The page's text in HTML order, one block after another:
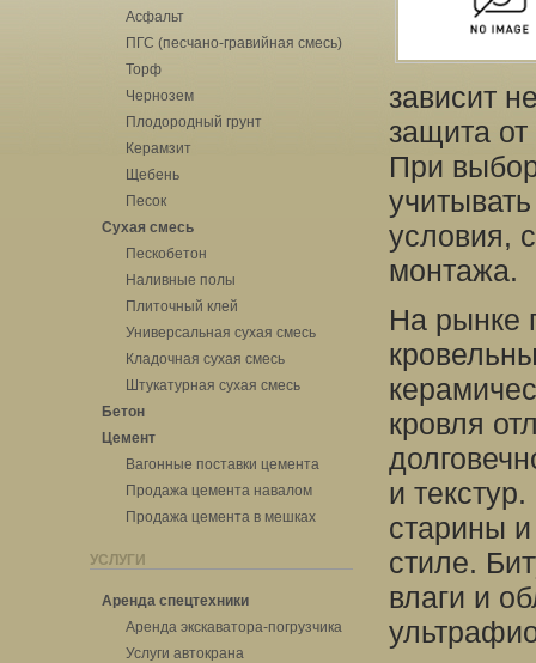
Асфальт
ПГС (песчано-гравийная смесь)
Торф
Чернозем
Плодородный грунт
Керамзит
Щебень
Песок
Сухая смесь
Пескобетон
Наливные полы
Плиточный клей
Универсальная сухая смесь
Кладочная сухая смесь
Штукатурная сухая смесь
Бетон
Цемент
Вагонные поставки цемента
Продажа цемента навалом
Продажа цемента в мешках
УСЛУГИ
Аренда спецтехники
Аренда экскаватора-погрузчика
Услуги автокрана
зависит
защита
При
условия,
монтажа.
На рынке
кровля
и
старины
стиле.
влаги и